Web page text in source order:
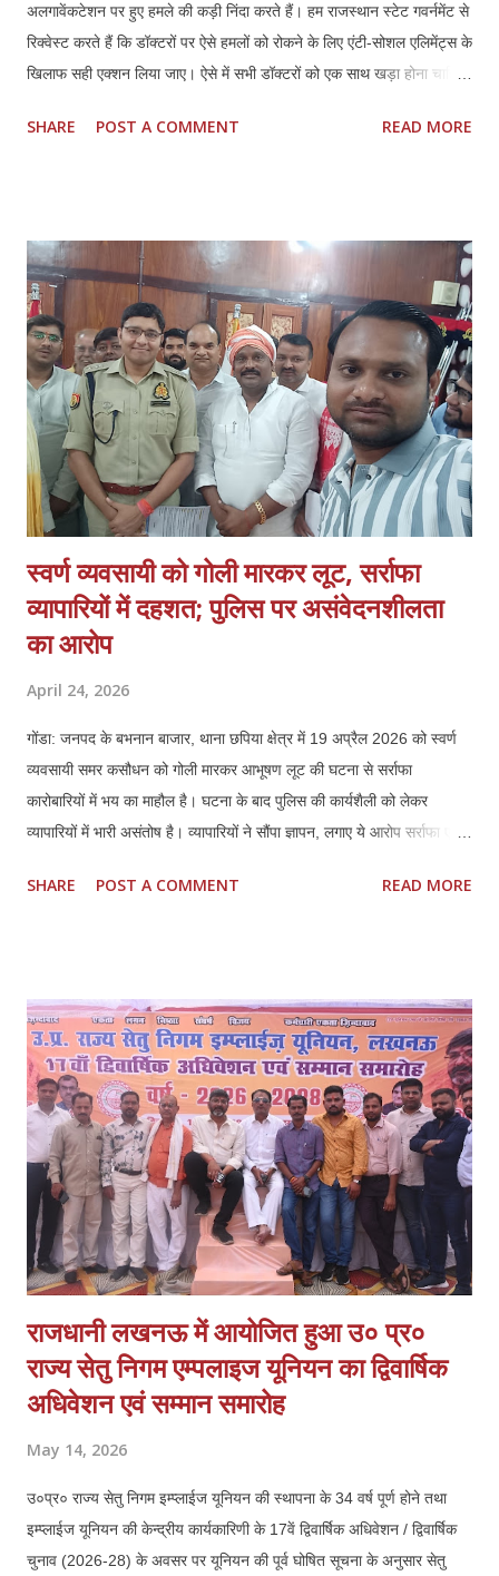
अलगावेंकटेशन पर हुए हमले की कड़ी निंदा करते हैं। हम राजस्थान स्टेट गवर्नमेंट से
रिक्वेस्ट करते हैं कि डॉक्टरों पर ऐसे हमलों को रोकने के लिए एंटी-सोशल एलिमेंट्स के
खिलाफ सही एक्शन लिया जाए। ऐसे में सभी डॉक्टरों को एक साथ खड़ा होना चाहिए
तरह राजस्थान में भी डॉक्टर्स एंड हॉस्पिटल प्रोटेक्शन एक्ट (TN HPA 48/2008)
घोषित किया जाना चाहिए। सभी अस्पतालों में CCTV कैमरे लगाए जाने चाहिए और
उन्हें पूरी तरह से सुरक्षित रखा जाना चाहिए। सीनियर पुलिस अधिकारियों को यह
पक्का करना चाहिए कि पुलिस पेट्रोलिंग गाड़ियां अस्पताल के इलाकों में अक्सर
पेट्रोलिंग करें।
SHARE POST A COMMENT READ MORE
स्वर्ण व्यवसायी को गोली मारकर लूट, सर्राफा
व्यापारियों में दहशत; पुलिस पर असंवेदनशीलता
का आरोप
April 24, 2026
गोंडा: जनपद के बभनान बाजार, थाना छपिया क्षेत्र में 19 अप्रैल 2026 को स्वर्ण
व्यवसायी समर कसौधन को गोली मारकर आभूषण लूट की घटना से सर्राफा
कारोबारियों में भय का माहौल है। घटना के बाद पुलिस की कार्यशैली को लेकर
व्यापारियों में भारी असंतोष है। व्यापारियों ने सौंपा ज्ञापन, लगाए ये आरोप सर्राफा एवं
खुद बयान दिया है, जिसका वीडियो भी मौजूद है। इसके बावजूद पुलिस ने उनके भाई
दर्ज हो। 2. समय सीमा में खुलासा कर अपराधियों की गिरफ्तारी और 100%
बरामदगी हो। 3. स्वर्ण व्यवसायी क्षेत्रों में अतिरिक्त पुलिस बल तैनात किया जाए।
4. आत्मरक्षा के लिए स्वर्ण व्यापारियों को प्राथमिकता पर शस्त्र लाइसेंस दिए जाएं।
व्यापारियों का कहना है कि घटना के बाद से माल के आवागमन में असुरक्षा महसूस हो
रही है और व्य...
SHARE POST A COMMENT READ MORE
राजधानी लखनऊ में आयोजित हुआ उ० प्र०
राज्य सेतु निगम एम्पलाइज यूनियन का द्विवार्षिक
अधिवेशन एवं सम्मान समारोह
May 14, 2026
उ०प्र० राज्य सेतु निगम इम्प्लाईज यूनियन की स्थापना के 34 वर्ष पूर्ण होने तथा
इम्प्लाईज यूनियन की केन्द्रीय कार्यकारिणी के 17वें द्विवार्षिक अधिवेशन / द्विवार्षिक
चुनाव (2026-28) के अवसर पर यूनियन की पूर्व घोषित सूचना के अनुसार सेतु